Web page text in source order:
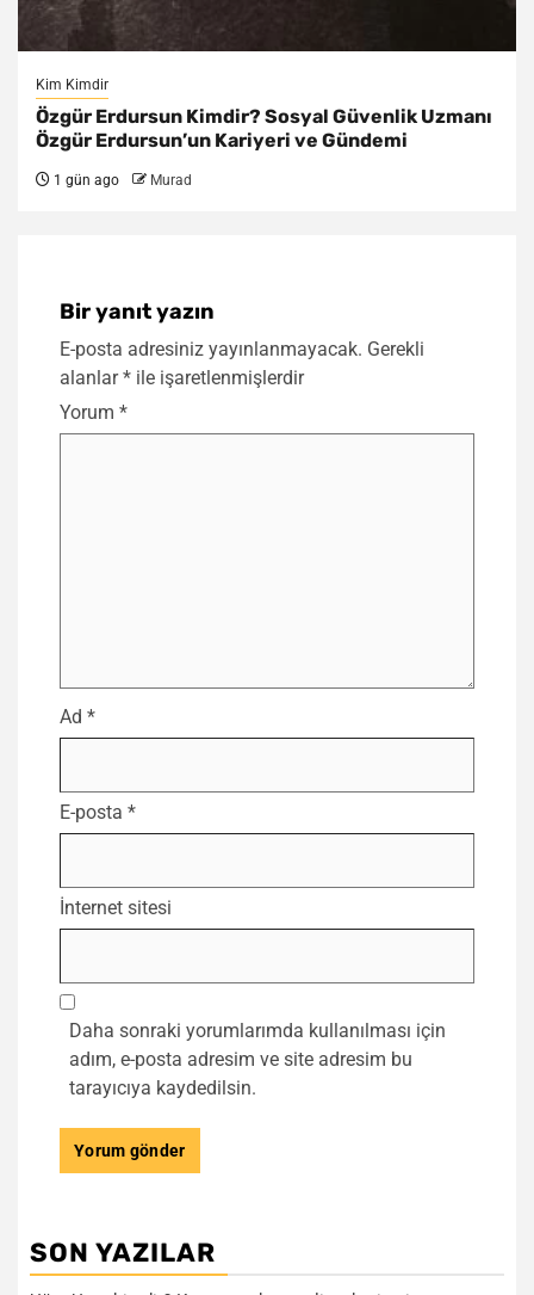
Kim Kimdir
Özgür Erdursun Kimdir? Sosyal Güvenlik Uzmanı
Özgür Erdursun’un Kariyeri ve Gündemi
1 gün ago Murad
Bir yanıt yazın
E-posta adresiniz yayınlanmayacak. Gerekli
alanlar* ile işaretlenmişlerdir
Yorum *
Ad *
E-posta *
İnternet sitesi
Daha sonraki yorumlarımda kullanılması için
adım, e-posta adresim ve site adresim bu
tarayıcıya kaydedilsin.
SON YAZILAR